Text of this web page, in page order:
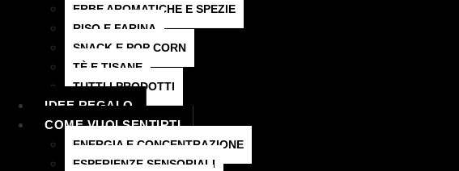
ERBE AROMATICHE E SPEZIE
RISO E FARINA
SNACK E POP CORN
TÈ E TISANE
TUTTI I PRODOTTI
IDEE REGALO
COME VUOI SENTIRTI
ENERGIA E CONCENTRAZIONE
ESPERIENZE SENSORIALI